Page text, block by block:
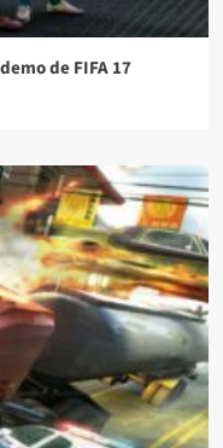
de FIFA 17